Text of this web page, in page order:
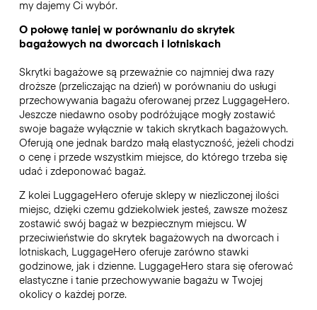
my dajemy Ci wybór.
O połowę taniej w porównaniu do skrytek
bagażowych na dworcach i lotniskach
Skrytki bagażowe są przeważnie co najmniej dwa razy
droższe (przeliczając na dzień) w porównaniu do usługi
przechowywania bagażu oferowanej przez LuggageHero.
Jeszcze niedawno osoby podróżujące mogły zostawić
swoje bagaże wyłącznie w takich skrytkach bagażowych.
Oferują one jednak bardzo małą elastyczność, jeżeli chodzi
o cenę i przede wszystkim miejsce, do którego trzeba się
udać i zdeponować bagaż.
Z kolei LuggageHero oferuje sklepy w niezliczonej ilości
miejsc, dzięki czemu gdziekolwiek jesteś, zawsze możesz
zostawić swój bagaż w bezpiecznym miejscu. W
przeciwieństwie do skrytek bagażowych na dworcach i
lotniskach, LuggageHero oferuje zarówno stawki
godzinowe, jak i dzienne. LuggageHero stara się oferować
elastyczne i tanie przechowywanie bagażu w Twojej
okolicy o każdej porze.